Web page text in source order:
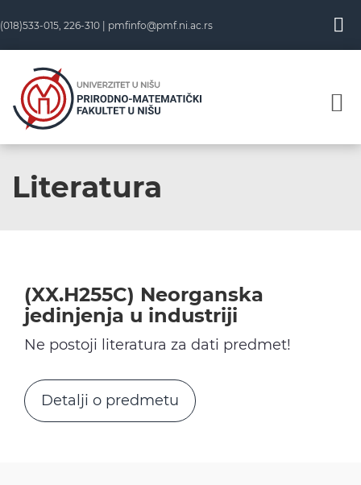
to
content
(018)533-015, 226-310 | pmfinfo@pmf.ni.ac.rs
Literatura
(XX.H255C) Neorganska
jedinjenja u industriji
Ne postoji literatura za dati predmet!
Detalji o predmetu